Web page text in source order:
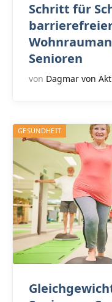
Schritt für
Senioren
von Dagmar von
GESUNDHEIT